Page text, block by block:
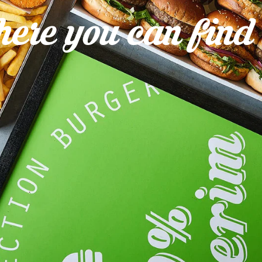
you can